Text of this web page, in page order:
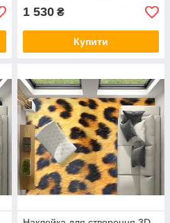
1 530 ₴
Купити